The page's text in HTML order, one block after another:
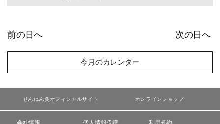
前の日へ 次の日へ
今月のカレンダー
せんねん灸オフィシャルサイト オンラインショップ
会社情報 個人情報保護 利用規約